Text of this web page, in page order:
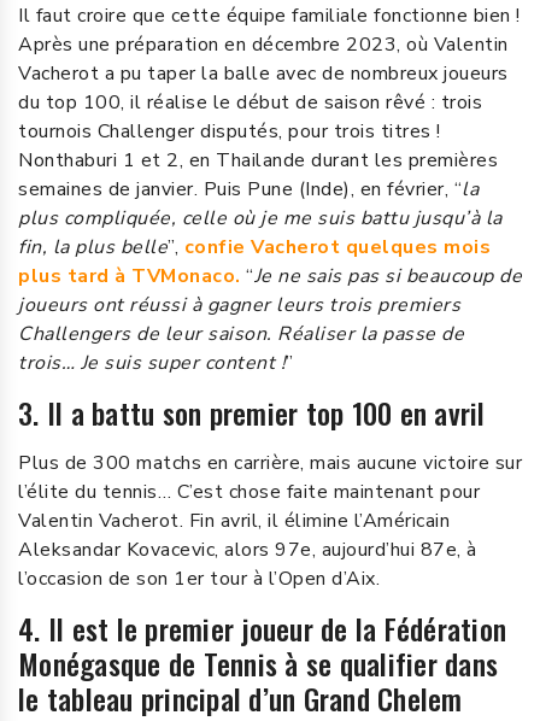
Il faut croire que cette équipe familiale fonctionne bien !
Après une préparation en décembre 2023, où Valentin
Vacherot a pu taper la balle avec de nombreux joueurs
du top 100, il réalise le début de saison rêvé : trois
tournois Challenger disputés, pour trois titres !
Nonthaburi 1 et 2, en Thailande durant les premières
semaines de janvier. Puis Pune (Inde), en février, “la
plus compliquée, celle où je me suis battu jusqu’à la
fin, la plus belle”, confie Vacherot quelques mois
plus tard à TVMonaco. “Je ne sais pas si beaucoup de
joueurs ont réussi à gagner leurs trois premiers
Challengers de leur saison. Réaliser la passe de
trois… Je suis super content !”
3. Il a battu son premier top 100 en avril
Plus de 300 matchs en carrière, mais aucune victoire sur
l’élite du tennis… C’est chose faite maintenant pour
Valentin Vacherot. Fin avril, il élimine l’Américain
Aleksandar Kovacevic, alors 97e, aujourd’hui 87e, à
l’occasion de son 1er tour à l’Open d’Aix.
4. Il est le premier joueur de la Fédération
Monégasque de Tennis à se qualifier dans
le tableau principal d’un Grand Chelem